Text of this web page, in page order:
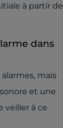
à partir de
dans
mais
et une
veiller à ce